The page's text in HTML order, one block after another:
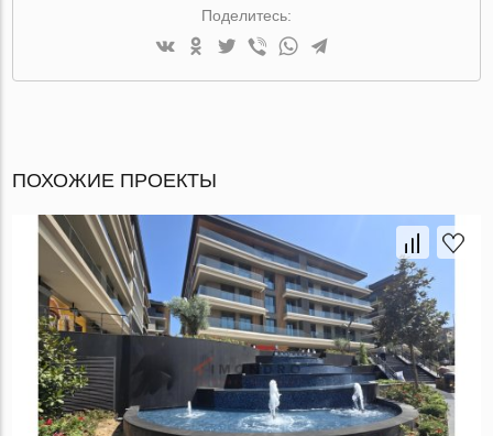
Поделитесь:
ПОХОЖИЕ ПРОЕКТЫ